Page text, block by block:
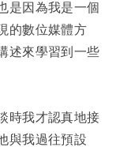
是因為我是一個
的數位媒體方
述來學習到一些
時我才認真地接
與我過往預設